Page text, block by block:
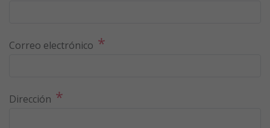
Correo electrónico *
Dirección *